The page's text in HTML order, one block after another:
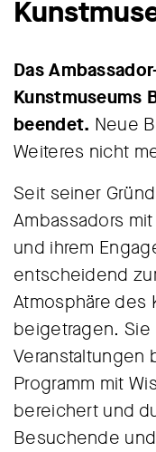
Das
Kunstmuseums
beendet. Neue
Weiteres nicht
Seit seiner
Ambassadors
und ihrem
entscheidend
Atmosphäre des
beigetragen.
Veranstaltungen
Programm mit
bereichert und
Besuchende